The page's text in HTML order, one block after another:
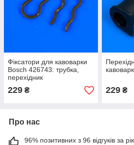
Фіксатори для кавоварки
Bosch 426743: трубка,
перехідник
229 ₴ 229₴
Про нас
96% позитивних з 96 відгуків за рік